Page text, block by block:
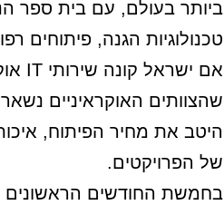
ביותר בעולם, עם בית ספר
טכנולוגיות הגנה, פיתוחים
אם ישראל קונה שירותי IT אוקראיניים ב-
שהצוותים האוקראיניים
היטב את מחיר הפיתוח,
של הפרויקטים.